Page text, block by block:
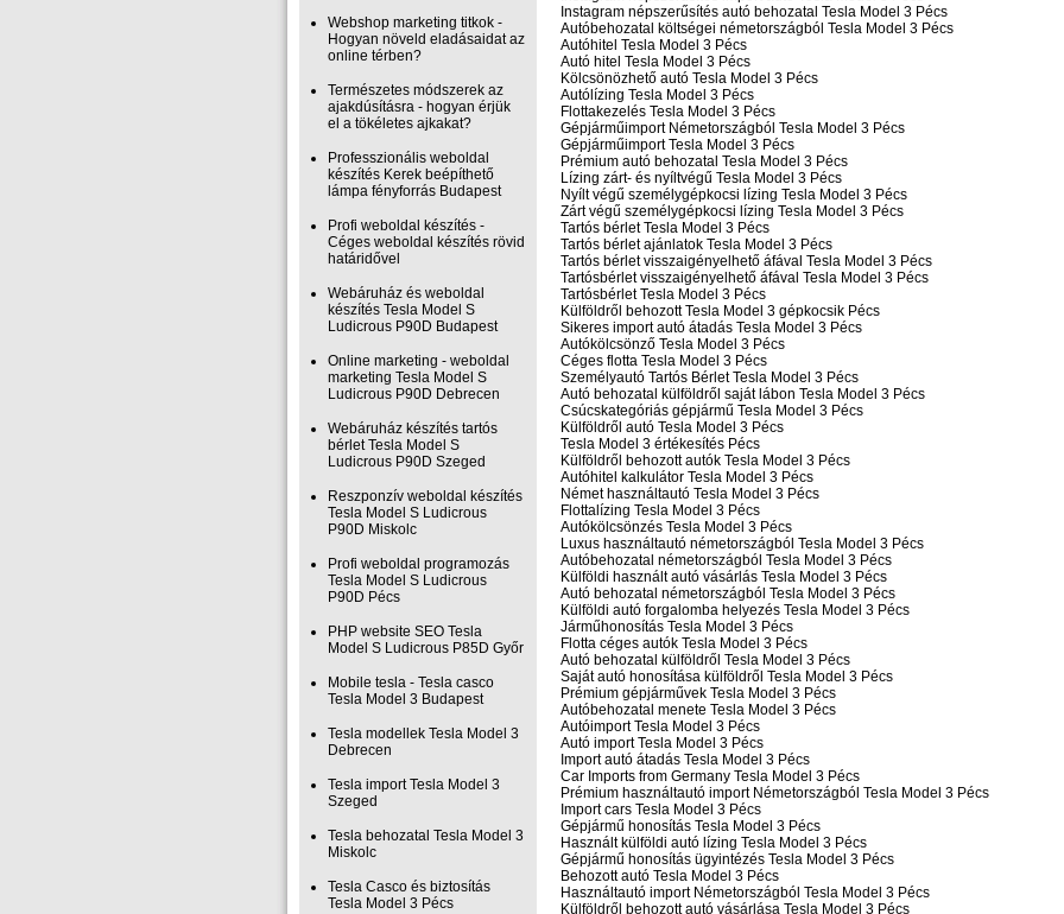
Webshop marketing titkok -
Hogyan növeld eladásaidat az
online térben?
Természetes módszerek az
ajakdúsításra - hogyan érjük
el a tökéletes ajkakat?
Professzionális weboldal
készítés Kerek beépíthető
lámpa fényforrás Budapest
Profi weboldal készítés -
Céges weboldal készítés rövid
határidővel
Webáruház és weboldal
készítés Tesla Model S
Ludicrous P90D Budapest
Online marketing - weboldal
marketing Tesla Model S
Ludicrous P90D Debrecen
Webáruház készítés tartós
bérlet Tesla Model S
Ludicrous P90D Szeged
Reszponzív weboldal készítés
Tesla Model S Ludicrous
P90D Miskolc
Profi weboldal programozás
Tesla Model S Ludicrous
P90D Pécs
PHP website SEO Tesla
Model S Ludicrous P85D Győr
Mobile tesla - Tesla casco
Tesla Model 3 Budapest
Tesla modellek Tesla Model 3
Debrecen
Tesla import Tesla Model 3
Szeged
Tesla behozatal Tesla Model 3
Miskolc
Tesla Casco és biztosítás
Tesla Model 3 Pécs
Instagram népszerűsítés autó behozatal Tesla Model 3 Pécs
Autóbehozatal költségei németországból Tesla Model 3 Pécs
Autóhitel Tesla Model 3 Pécs
Autó hitel Tesla Model 3 Pécs
Kölcsönözhető autó Tesla Model 3 Pécs
Autólízing Tesla Model 3 Pécs
Flottakezelés Tesla Model 3 Pécs
Gépjárműimport Németországból Tesla Model 3 Pécs
Gépjárműimport Tesla Model 3 Pécs
Prémium autó behozatal Tesla Model 3 Pécs
Lízing zárt- és nyíltvégű Tesla Model 3 Pécs
Nyílt végű személygépkocsi lízing Tesla Model 3 Pécs
Zárt végű személygépkocsi lízing Tesla Model 3 Pécs
Tartós bérlet Tesla Model 3 Pécs
Tartós bérlet ajánlatok Tesla Model 3 Pécs
Tartós bérlet visszaigényelhető áfával Tesla Model 3 Pécs
Tartósbérlet visszaigényelhető áfával Tesla Model 3 Pécs
Tartósbérlet Tesla Model 3 Pécs
Külföldről behozott Tesla Model 3 gépkocsik Pécs
Sikeres import autó átadás Tesla Model 3 Pécs
Autókölcsönző Tesla Model 3 Pécs
Céges flotta Tesla Model 3 Pécs
Személyautó Tartós Bérlet Tesla Model 3 Pécs
Autó behozatal külföldről saját lábon Tesla Model 3 Pécs
Csúcskategóriás gépjármű Tesla Model 3 Pécs
Külföldről autó Tesla Model 3 Pécs
Tesla Model 3 értékesítés Pécs
Külföldről behozott autók Tesla Model 3 Pécs
Autóhitel kalkulátor Tesla Model 3 Pécs
Német használtautó Tesla Model 3 Pécs
Flottalízing Tesla Model 3 Pécs
Autókölcsönzés Tesla Model 3 Pécs
Luxus használtautó németországból Tesla Model 3 Pécs
Autóbehozatal németországból Tesla Model 3 Pécs
Külföldi használt autó vásárlás Tesla Model 3 Pécs
Autó behozatal németországból Tesla Model 3 Pécs
Külföldi autó forgalomba helyezés Tesla Model 3 Pécs
Járműhonosítás Tesla Model 3 Pécs
Flotta céges autók Tesla Model 3 Pécs
Autó behozatal külföldről Tesla Model 3 Pécs
Saját autó honosítása külföldről Tesla Model 3 Pécs
Prémium gépjárművek Tesla Model 3 Pécs
Autóbehozatal menete Tesla Model 3 Pécs
Autóimport Tesla Model 3 Pécs
Autó import Tesla Model 3 Pécs
Import autó átadás Tesla Model 3 Pécs
Car Imports from Germany Tesla Model 3 Pécs
Prémium használtautó import Németországból Tesla Model 3 Pécs
Import cars Tesla Model 3 Pécs
Gépjármű honosítás Tesla Model 3 Pécs
Használt külföldi autó lízing Tesla Model 3 Pécs
Gépjármű honosítás ügyintézés Tesla Model 3 Pécs
Behozott autó Tesla Model 3 Pécs
Használtautó import Németországból Tesla Model 3 Pécs
Külföldről behozott autó vásárlása Tesla Model 3 Pécs